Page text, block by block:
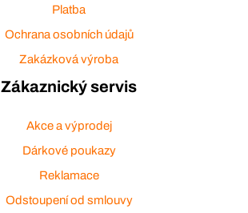
Platba
Ochrana osobních údajů
Zakázková výroba
Zákaznický servis
Akce a výprodej
Dárkové poukazy
Reklamace
Odstoupení od smlouvy